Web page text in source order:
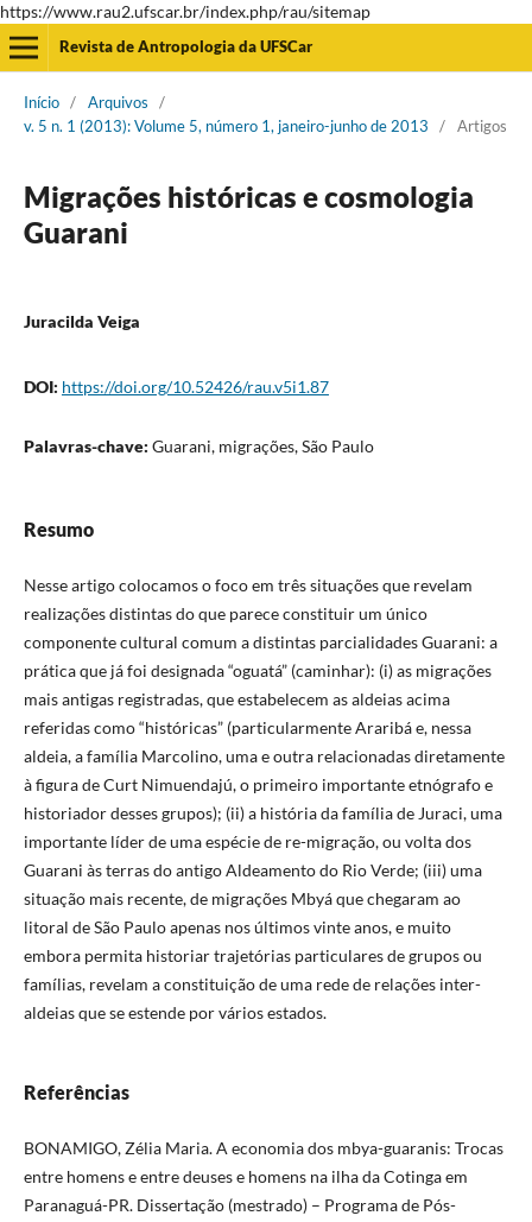
https://www.rau2.ufscar.br/index.php/rau/sitemap
Revista de Antropologia da UFSCar
Início / Arquivos
/
v. 5 n. 1 (2013): Volume 5, número 1, janeiro-junho de 2013
/ Artigos
Migrações históricas e cosmologia
Guarani
Juracilda Veiga
DOI: https://doi.org/10.52426/rau.v5i1.87
Palavras-chave: Guarani, migrações, São Paulo
Resumo
Nesse artigo colocamos o foco em três situações que revelam
realizações distintas do que parece constituir um único
componente cultural comum a distintas parcialidades Guarani: a
prática que já foi designada “oguatá” (caminhar): (i) as migrações
mais antigas registradas, que estabelecem as aldeias acima
referidas como “históricas” (particularmente Araribá e, nessa
aldeia, a família Marcolino, uma e outra relacionadas diretamente
à figura de Curt Nimuendajú, o primeiro importante etnógrafo e
historiador desses grupos); (ii) a história da família de Juraci, uma
importante líder de uma espécie de re-migração, ou volta dos
Guarani às terras do antigo Aldeamento do Rio Verde; (iii) uma
situação mais recente, de migrações Mbyá que chegaram ao
litoral de São Paulo apenas nos últimos vinte anos, e muito
embora permita historiar trajetórias particulares de grupos ou
famílias, revelam a constituição de uma rede de relações inter-
aldeias que se estende por vários estados.
Referências
BONAMIGO, Zélia Maria. A economia dos mbya-guaranis: Trocas
entre homens e entre deuses e homens na ilha da Cotinga em
Paranaguá-PR. Dissertação (mestrado) – Programa de Pós-